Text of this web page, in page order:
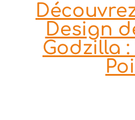
Design
Godzilla